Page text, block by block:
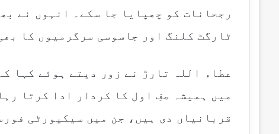
رجحانات کو چھپایا جا سکے۔ انہوں نے
ٹارگٹ کلنگ اور جاسوسی سرگرمیوں کا
عطاء اللہ تارڑ نے زور دیتے ہوئے کہا
میں ہمیشہ صفِ اول کا کردار ادا کرتا
قربانیاں دی ہیں، جن میں سیکیورٹی